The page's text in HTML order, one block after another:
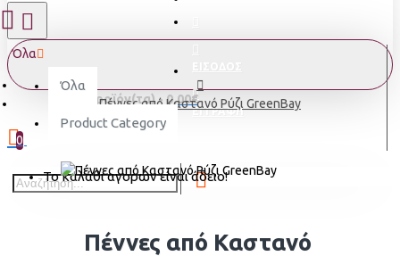
ΕΓΓΡΑΦΗ
Όλα
Όλα
Product Category
0 προϊόν(τα) - 0,00€
0
Το καλάθι αγορών είναι άδειο!
Πέννες από Καστανό Ρύζι GreenBay
Πέννες από Καστανό